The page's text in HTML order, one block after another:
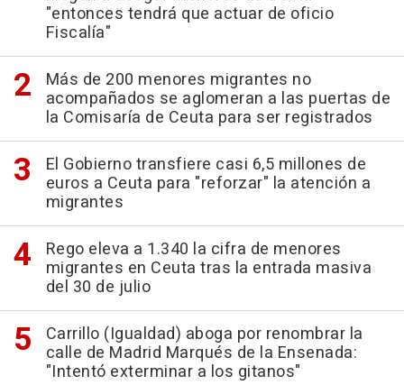
"entonces tendrá que actuar de oficio
Fiscalía"
Más de 200 menores migrantes no
acompañados se aglomeran a las puertas de
la Comisaría de Ceuta para ser registrados
El Gobierno transfiere casi 6,5 millones de
euros a Ceuta para "reforzar" la atención a
migrantes
Rego eleva a 1.340 la cifra de menores
migrantes en Ceuta tras la entrada masiva
del 30 de julio
Carrillo (Igualdad) aboga por renombrar la
calle de Madrid Marqués de la Ensenada:
"Intentó exterminar a los gitanos"